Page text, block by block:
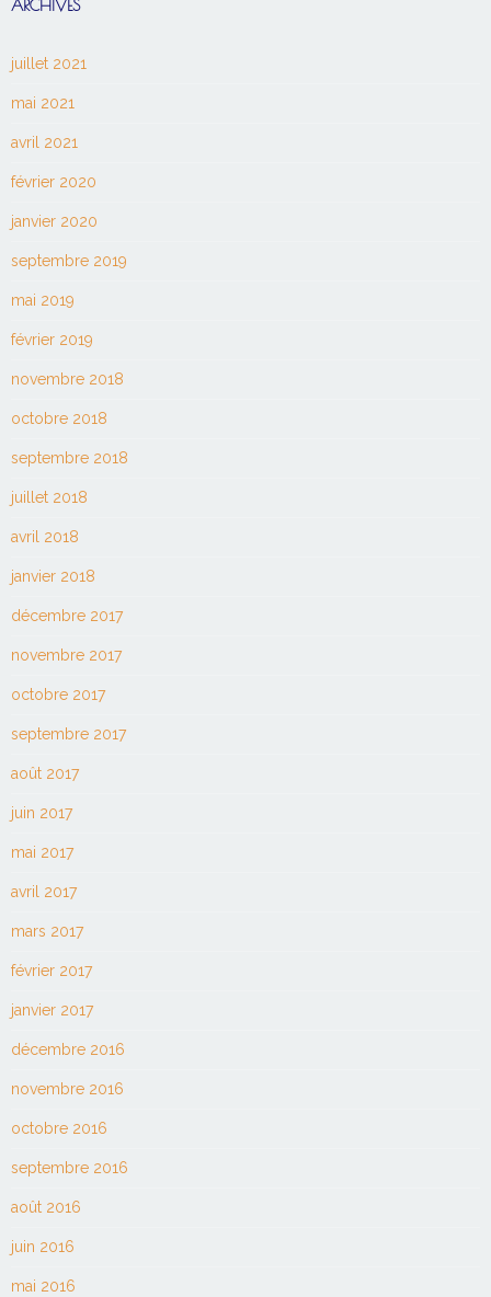
ARCHIVES
juillet 2021
mai 2021
avril 2021
février 2020
janvier 2020
septembre 2019
mai 2019
février 2019
novembre 2018
octobre 2018
septembre 2018
juillet 2018
avril 2018
janvier 2018
décembre 2017
novembre 2017
octobre 2017
septembre 2017
août 2017
juin 2017
mai 2017
avril 2017
mars 2017
février 2017
janvier 2017
décembre 2016
novembre 2016
octobre 2016
septembre 2016
août 2016
juin 2016
mai 2016